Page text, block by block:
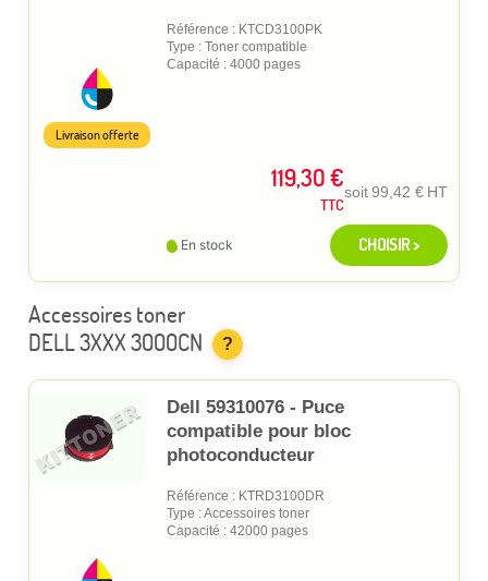
Référence : KTCD3100PK
Type : Toner compatible
Capacité : 4000 pages
119,30 €
TTC
soit99,42 € HT
Livraison offerte
En stock CHOISIR >
Accessoires toner
DELL 3XXX 3000CN
?
Dell 59310076 - Puce
compatible pour bloc
photoconducteur
Référence : KTRD3100DR
Type : Accessoires toner
Capacité : 42000 pages